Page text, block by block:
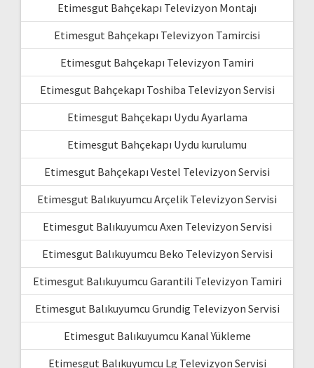
Etimesgut Bahçekapı Televizyon Montajı
Etimesgut Bahçekapı Televizyon Tamircisi
Etimesgut Bahçekapı Televizyon Tamiri
Etimesgut Bahçekapı Toshiba Televizyon Servisi
Etimesgut Bahçekapı Uydu Ayarlama
Etimesgut Bahçekapı Uydu kurulumu
Etimesgut Bahçekapı Vestel Televizyon Servisi
Etimesgut Balıkuyumcu Arçelik Televizyon Servisi
Etimesgut Balıkuyumcu Axen Televizyon Servisi
Etimesgut Balıkuyumcu Beko Televizyon Servisi
Etimesgut Balıkuyumcu Garantili Televizyon Tamiri
Etimesgut Balıkuyumcu Grundig Televizyon Servisi
Etimesgut Balıkuyumcu Kanal Yükleme
Etimesgut Balıkuyumcu Lg Televizyon Servisi